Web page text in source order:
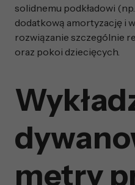
solidnemu podkładowi
dodatkową amortyzację i
rozwiązanie szczególnie
oraz pokoi dziecięcych.
metry